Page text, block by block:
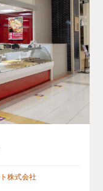
株式会社